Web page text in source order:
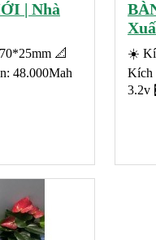
| Nhà
📐
48.000Mah
☀️
Kích
3.2v